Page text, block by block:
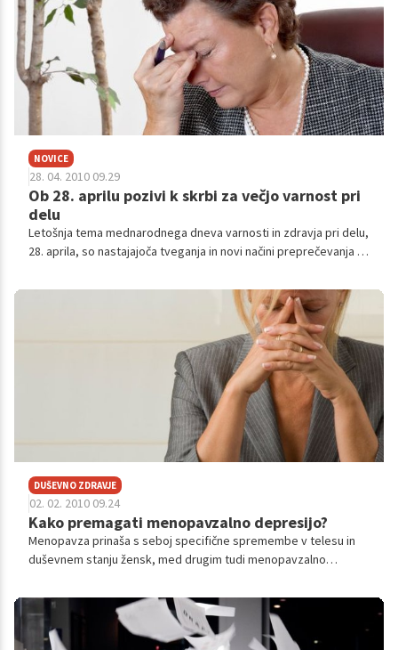
NOVICE
28. 04. 2010 09.29
Ob 28. aprilu pozivi k skrbi za večjo varnost pri
delu
Letošnja tema mednarodnega dneva varnosti in zdravja pri delu,
28. aprila, so nastajajoča tveganja in novi načini preprečevanja v
DUŠEVNO ZDRAVJE
02. 02. 2010 09.24
Kako premagati menopavzalno depresijo?
Menopavza prinaša s seboj specifične spremembe v telesu in
duševnem stanju žensk, med drugim tudi menopavzalno
spopasti, smo povprašali psihologinjo Andrejo Pšeničny.